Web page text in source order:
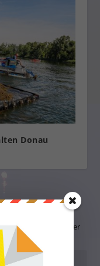
Donau
Erforderliche Felder